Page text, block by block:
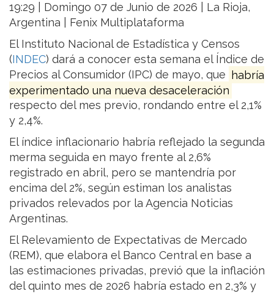
19:29 | Domingo 07 de Junio de 2026 | La Rioja,
Argentina | Fenix Multiplataforma
El Instituto Nacional de Estadística y Censos
(INDEC) dará a conocer esta semana el Índice de
Precios al Consumidor (IPC) de mayo, que habría
experimentado una nueva desaceleración
respecto del mes previo, rondando entre el 2,1%
y 2,4%.
El índice inflacionario habría reflejado la segunda
merma seguida en mayo frente al 2,6%
registrado en abril, pero se mantendría por
encima del 2%, según estiman los analistas
privados relevados por la Agencia Noticias
Argentinas.
El Relevamiento de Expectativas de Mercado
(REM), que elabora el Banco Central en base a
las estimaciones privadas, previó que la inflación
del quinto mes de 2026 habría estado en 2,3% y